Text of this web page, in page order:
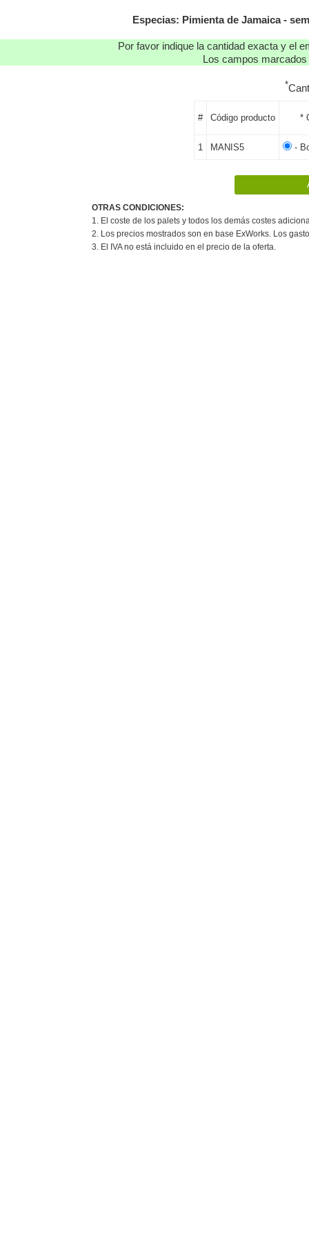
Especias: Pimienta de Jamaica -
Por favor indique la cantidad exacta y el
Los campos
*
# Código producto *
1 MANIS5 -
OTRAS CONDICIONES:
1. El coste de los palets y todos los demás costes
2. Los precios mostrados son en base ExWorks. Los
3. El IVA no está incluido en el precio de la oferta.